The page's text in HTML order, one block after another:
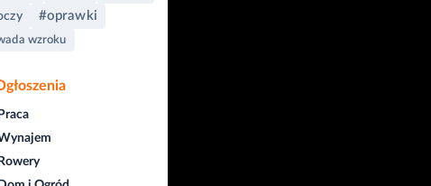
#oprawki
wzroku
Praca
Rowery